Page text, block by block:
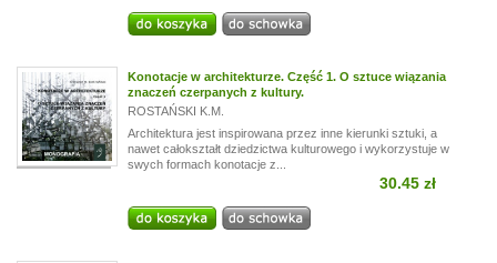
Konotacje w architekturze. Część 1. O sztuce wiązania
znaczeń czerpanych z kultury.
ROSTAŃSKI K.M.
Architektura jest inspirowana przez inne kierunki sztuki, a
nawet całokształt dziedzictwa kulturowego i wykorzystuje w
swych formach konotacje z...
30.45 zł